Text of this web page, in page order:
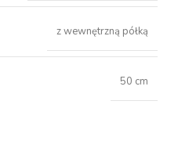
z wewnętrzną półką
50 cm